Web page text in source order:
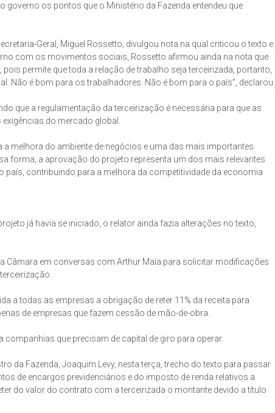
os pontos que o Ministério da Fazenda entendeu que
Geral, Miguel Rossetto, divulgou nota na qual criticou o texto e
com os movimentos sociais, Rossetto afirmou ainda na nota que
permite que toda a relação de trabalho seja terceirizada, portanto,
Não é bom para os trabalhadores. Não é bom para o país”, declarou.
que a regulamentação da terceirização é necessária para que as
do mercado global.
melhora do ambiente de negócios e uma das mais importantes
forma, a aprovação do projeto representa um dos mais relevantes
contribuindo para a melhora da competitividade da economia
já havia se iniciado, o relator ainda fazia alterações no texto,
Câmara em conversas com Arthur Maia para solicitar modificações
a todas as empresas a obrigação de reter 11% da receita para
de empresas que fazem cessão de mão-de-obra.
que precisam de capital de giro para operar.
da Fazenda, Joaquim Levy, nesta terça, trecho do texto para passar
de encargos previdenciários e do imposto de renda relativos a
do valor do contrato com a terceirizada o montante devido a título